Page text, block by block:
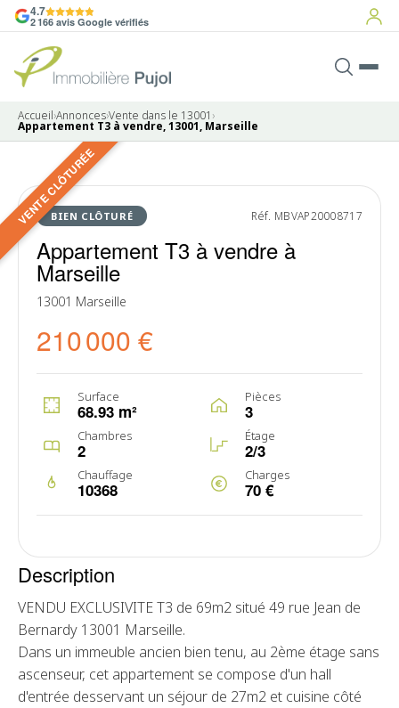
4.7
2 166 avis Google vérifiés
Accueil›Annonces›Vente dans le 13001 ›
Appartement T3 à vendre, 13001, Marseille
VENTE CLÔTURÉE
BIEN CLÔTURÉ Réf. MBVAP20008717
Appartement T3 à vendre à
Marseille
13001 Marseille
210 000 €
Surface
68.93 m²
Pièces
3
Chambres
2
Étage
2/3
Chauffage
10368
Charges
70 €
VENDU
7 photos
Description
VENDU EXCLUSIVITE T3 de 69m2 situé 49 rue Jean de
Bernardy 13001 Marseille.
Dans un immeuble ancien bien tenu, au 2ème étage sans
ascenseur, cet appartement se compose d'un hall
d'entrée desservant un séjour de 27m2 et cuisine côté